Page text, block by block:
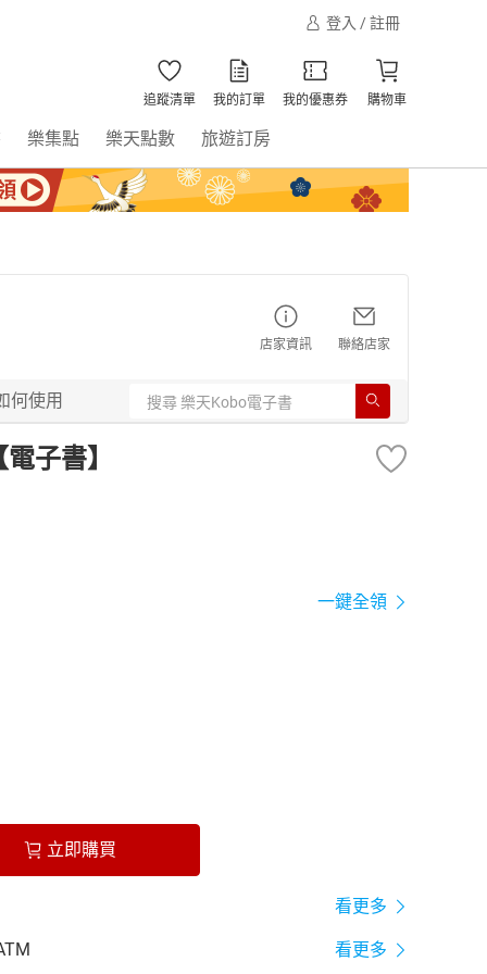
登入 / 註冊
追蹤清單 我的訂單 我的優惠券 購物車
樂集點 樂天點數 旅遊訂房
店家資訊 聯絡店家
何使用
子書】
一鍵全領
立即購買
看更多
看更多